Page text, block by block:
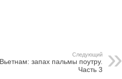
Следующий
Вьетнам: запах пальмы поутру.
Часть 3